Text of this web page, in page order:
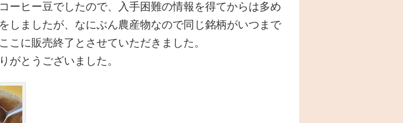
ーヒー豆でしたので、入手困難の情報を得てからは多め
しましたが、なにぶん農産物なので同じ銘柄がいつまで
こに販売終了とさせていただきました。
がとうございました。